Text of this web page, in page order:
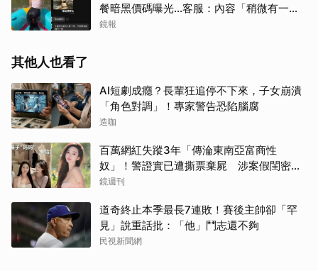
餐暗黑價碼曝光…客服：內容「稍微有一點
尺度」
鏡報
其他人也看了
AI短劇成癮？長輩狂追停不下來，子女崩潰
「角色對調」！專家警告恐陷腦腐
造咖
百萬網紅失蹤3年「傳淪東南亞富商性
奴」！警證實已遭撕票棄屍 涉案假閨密近
況曝光
鏡週刊
道奇終止本季最長7連敗！賽後主帥卻「罕
見」說重話批：「他」鬥志還不夠
民視新聞網